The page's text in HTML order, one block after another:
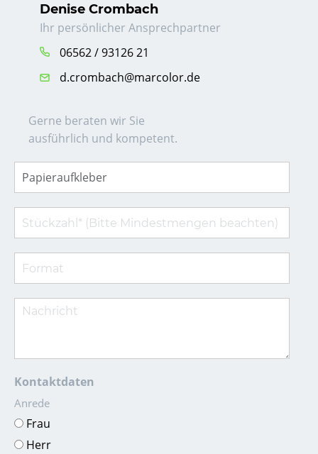
Kontaktdaten
Anrede
Frau
Herr
Denise Crombach
Ihr persönlicher Ansprechpartner
06562 / 93126 21
d.crombach@marcolor.de
Gerne beraten wir Sie
ausführlich und kompetent.